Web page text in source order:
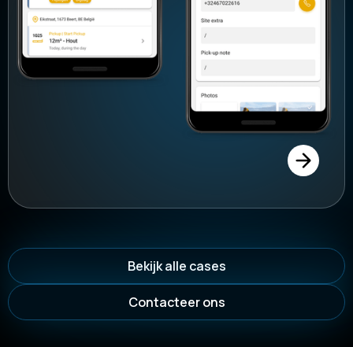
Bekijk alle cases
Contacteer ons